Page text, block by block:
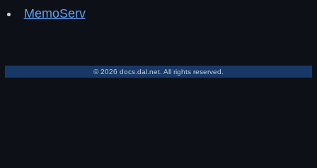
MemoServ
© 2026 docs.dal.net. All rights reserved.